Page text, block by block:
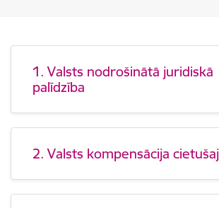
1. Valsts nodrošinātā juridiskā
palīdzība
2. Valsts kompensācija